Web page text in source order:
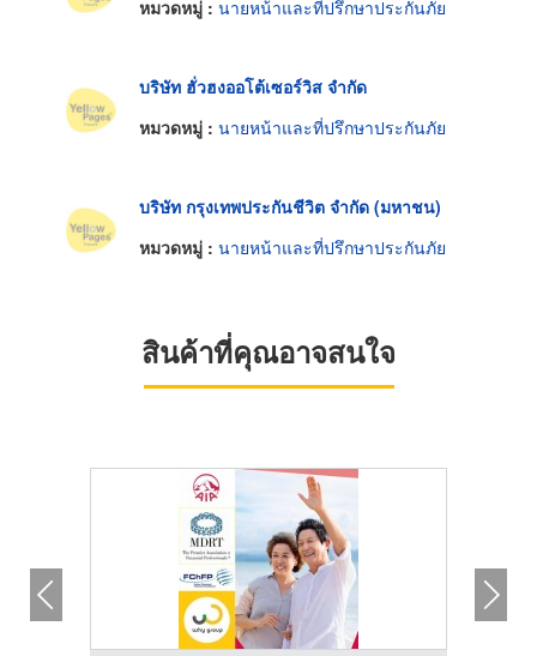
หมวดหมู่ : นายหน้าและที่ปรึกษาประกันภัย
บริษัท ฮั่วฮงออโต้เซอร์วิส จำกัด
หมวดหมู่ : นายหน้าและที่ปรึกษาประกันภัย
บริษัท กรุงเทพประกันชีวิต จำกัด (มหาชน)
หมวดหมู่ : นายหน้าและที่ปรึกษาประกันภัย
สินค้าที่คุณอาจสนใจ